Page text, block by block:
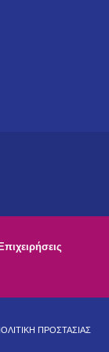
ΠΡΟΣΤΑΣΙΑΣ